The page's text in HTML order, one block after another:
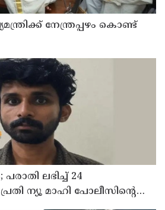
നേന്ത്രപ്പഴം കൊണ്ട്
ലഭിച്ച് 24
ന്യൂ മാഹി പോലീസിന്റെ